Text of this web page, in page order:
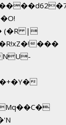
(�R |
���